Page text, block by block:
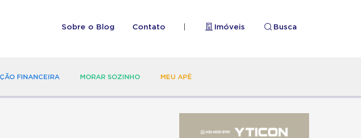
Sobre o Blog Contato Imóveis Busca
FINANCEIRA MORAR SOZINHO MEU APÊ